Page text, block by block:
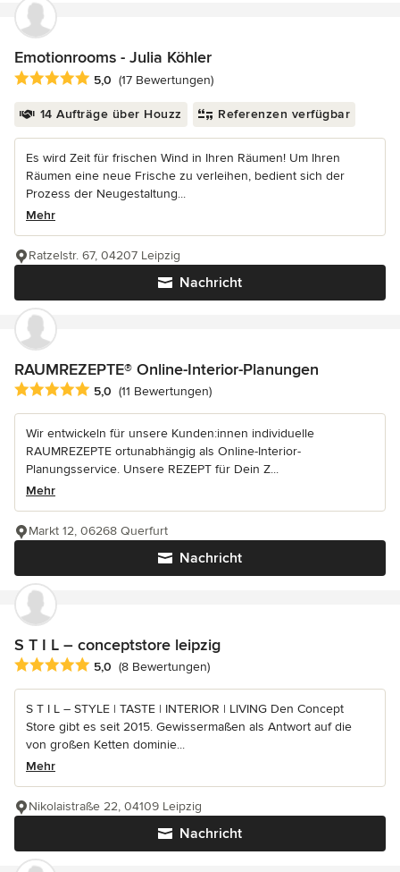
Emotionrooms - Julia Köhler
Durchschnittliche Bewertung: 5 von 5 Sternen
5,0 (17 Bewertungen)
14 Aufträge über Houzz Referenzen verfügbar
Es wird Zeit für frischen Wind in Ihren Räumen! Um Ihren
Räumen eine neue Frische zu verleihen, bedient sich der
Prozess der Neugestaltung...
Mehr
Nachricht
Ratzelstr. 67, 04207 Leipzig
RAUMREZEPTE® Online-Interior-Planungen
Durchschnittliche Bewertung: 5 von 5 Sternen
5,0 (11 Bewertungen)
Wir entwickeln für unsere Kunden:innen individuelle
RAUMREZEPTE ortunabhängig als Online-Interior-
Planungsservice. Unsere REZEPT für Dein Z...
Mehr
Nachricht
Markt 12, 06268 Querfurt
S T I L – conceptstore leipzig
Durchschnittliche Bewertung: 5 von 5 Sternen
5,0 (8 Bewertungen)
S T I L – STYLE | TASTE | INTERIOR | LIVING Den Concept
Store gibt es seit 2015. Gewissermaßen als Antwort auf die
von großen Ketten dominie...
Mehr
Nachricht
Nikolaistraße 22, 04109 Leipzig